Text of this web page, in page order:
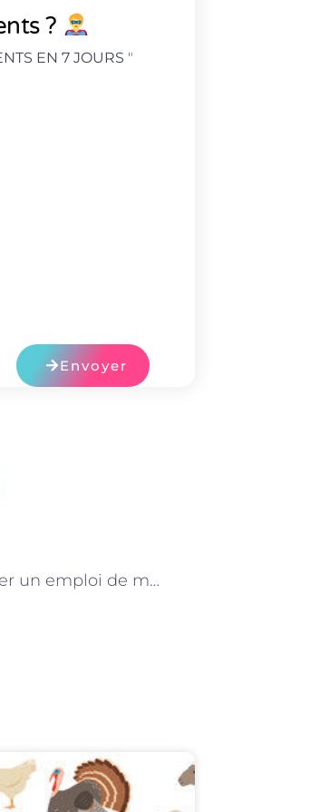
?
EN 7 JOURS "
Envoyer
« Comment trouver un emploi de monteur échafaudeur à Paris »